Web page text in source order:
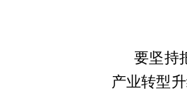
要坚持
产业转型